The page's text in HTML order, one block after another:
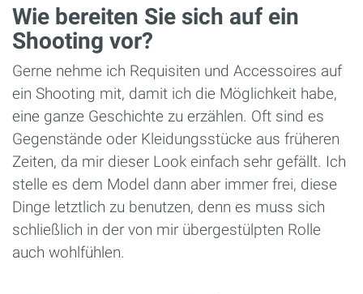
Wie bereiten Sie sich auf ein
Shooting vor?
Gerne nehme ich Requisiten und Accessoires auf
ein Shooting mit, damit ich die Möglichkeit habe,
eine ganze Geschichte zu erzählen. Oft sind es
Gegenstände oder Kleidungsstücke aus früheren
Zeiten, da mir dieser Look einfach sehr gefällt. Ich
stelle es dem Model dann aber immer frei, diese
Dinge letztlich zu benutzen, denn es muss sich
schließlich in der von mir übergestülpten Rolle
auch wohlfühlen.